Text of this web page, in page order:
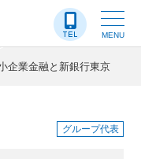
MENU
企業金融と新銀行東京
グループ代表